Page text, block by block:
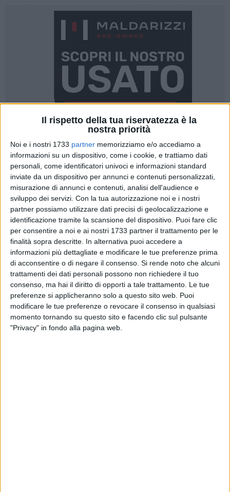
Il rispetto della tua riservatezza è la
nostra priorità
Noi e i nostri 1733 partner memorizziamo e/o accediamo a
informazioni su un dispositivo, come i cookie, e trattiamo dati
personali, come identificatori univoci e informazioni standard
inviate da un dispositivo per annunci e contenuti personalizzati,
misurazione di annunci e contenuti, analisi dell'audience e
sviluppo dei servizi. Con la tua autorizzazione noi e i nostri
partner possiamo utilizzare dati precisi di geolocalizzazione e
identificazione tramite la scansione del dispositivo. Puoi fare clic
per consentire a noi e ai nostri 1733 partner il trattamento per le
finalità sopra descritte. In alternativa puoi accedere a
informazioni più dettagliate e modificare le tue preferenze prima
di acconsentire o di negare il consenso. Si rende noto che alcuni
trattamenti dei dati personali possono non richiedere il tuo
consenso, ma hai il diritto di opporti a tale trattamento. Le tue
preferenze si applicheranno solo a questo sito web. Puoi
modificare le tue preferenze o revocare il consenso in qualsiasi
momento tornando su questo sito e facendo clic sul pulsante
"Privacy" in fondo alla pagina web.
A cura di
LA REDAZIONE
Sole e vento da quadranti nord-occidentali in questa
domenica 7 giugno su Terlizzi e tutto il Nord Barese. Cielo
sereno sin dal mattino, vento di Maestrale di debole intensità
e mare mosso a Giovinazzo e Molfetta, con moto ondoso in
aumento col passare delle ore. Per stare in spiaggia,
consigliato ai terlizzesi recarvisi al mattino più che nella
fascia pomeridiana.
Massime sui 27° nella città dei fiori e pomeriggio soleggiato.
Serata stellata e minime della notte sui 18°. Situazione
climatica simile lunedì 8 giugno con leggero rialzo dei valori
termici massimi.